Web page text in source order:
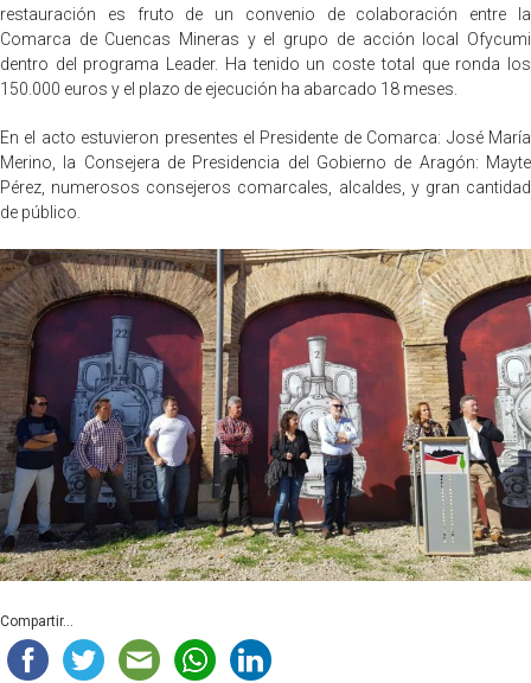
restauración es fruto de un convenio de colaboración entre la
Comarca de Cuencas Mineras y el grupo de acción local Ofycumi
dentro del programa Leader. Ha tenido un coste total que ronda los
150.000 euros y el plazo de ejecución ha abarcado 18 meses.
En el acto estuvieron presentes el Presidente de Comarca: José María
Merino, la Consejera de Presidencia del Gobierno de Aragón: Mayte
Pérez, numerosos consejeros comarcales, alcaldes, y gran cantidad
de público.
Compartir...